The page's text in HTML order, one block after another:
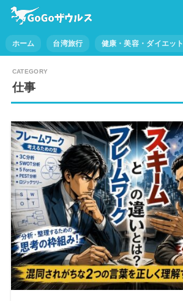
ホーム 台湾旅行 健康・美容・ダイエット
仕事